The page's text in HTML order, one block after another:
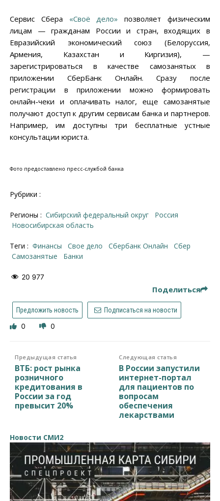
Сервис Сбера «Своё дело» позволяет физическим
лицам — гражданам России и стран, входящих в
Евразийский экономический союз (Белоруссия,
Армения, Казахстан и Киргизия), —
зарегистрироваться в качестве самозанятых в
приложении СберБанк Онлайн. Сразу после
регистрации в приложении можно формировать
онлайн-чеки и оплачивать налог, еще самозанятые
получают доступ к другим сервисам банка и партнеров.
Например, им доступны три бесплатные устные
консультации юриста.
Фото предоставлено пресс-службой банка
Рубрики :
Регионы : Сибирский федеральный округ
Россия
Новосибирская область
Теги : финансы свое дело Сбербанк Онлайн
Сбер
самозанятые
банки
20 977
Поделиться
Предложить новость Подписаться на новости
0 0
Предыдущая статья
ВТБ: рост рынка
розничного
кредитования в
России за год
превысит 20%
Следующая статья
В России запустили
интернет-портал
для пациентов по
вопросам
обеспечения
лекарствами
Новости СМИ2